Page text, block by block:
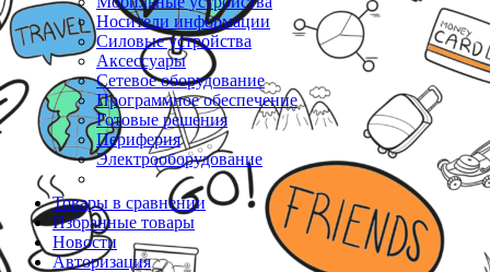
Носители информации
Силовые устройства
Аксессуары
Сетевое оборудование
Программное обеспечение
Готовые решения
Периферия
Электрооборудование
Товары в сравнении
Избранные товары
Новости
Авторизация